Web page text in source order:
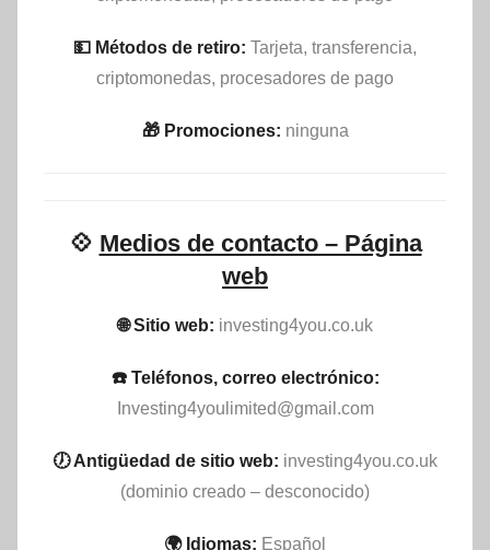
💵​ Métodos de retiro: Tarjeta, transferencia,
criptomonedas, procesadores de pago
🎁 Promociones: ninguna
💠 Medios de contacto – Página
web
🌐 Sitio web: investing4you.co.uk
☎️ Teléfonos, correo electrónico:
Investing4youlimited@gmail.com
🕖 Antigüedad de sitio web: investing4you.co.uk
(dominio creado – desconocido)
🌍 Idiomas: Español